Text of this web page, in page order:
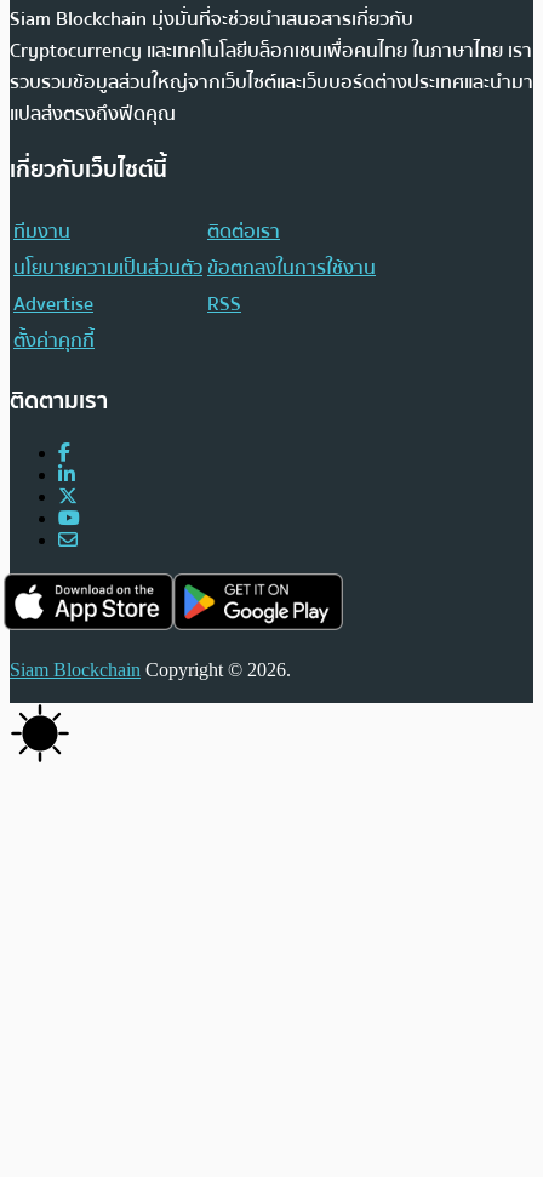
Siam Blockchain มุ่งมั่นที่จะช่วยนำเสนอสารเกี่ยวกับ
Cryptocurrency และเทคโนโลยีบล็อกเชนเพื่อคนไทย ในภาษาไทย เรา
รวบรวมข้อมูลส่วนใหญ่จากเว็บไซต์และเว็บบอร์ดต่างประเทศและนำมา
แปลส่งตรงถึงฟีดคุณ
เกี่ยวกับเว็บไซต์นี้
ทีมงาน
ติดต่อเรา
นโยบายความเป็นส่วนตัวข้อตกลงในการใช้งาน
Advertise
RSS
ตั้งค่าคุกกี้
ติดตามเรา
Siam Blockchain Copyright © 2026.